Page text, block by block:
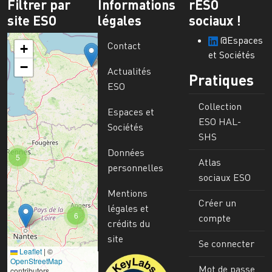
Filtrer par
site ESO
6
5
+
−
Leaflet | ©
OpenStreetMap
Informations
légales
Contact
Actualités
ESO
Espaces et
Sociétés
Données
personnelles
Mentions
légales et
crédits du
site
Image
rESO
sociaux !
@Espaces
et Sociétés
Pratiques
Collection
ESO HAL-
SHS
Atlas
sociaux ESO
Créer un
compte
Se connecter
Mot de passe